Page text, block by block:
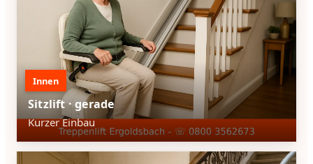
Innen
Sitzlift · gerade
Kurzer Einbau